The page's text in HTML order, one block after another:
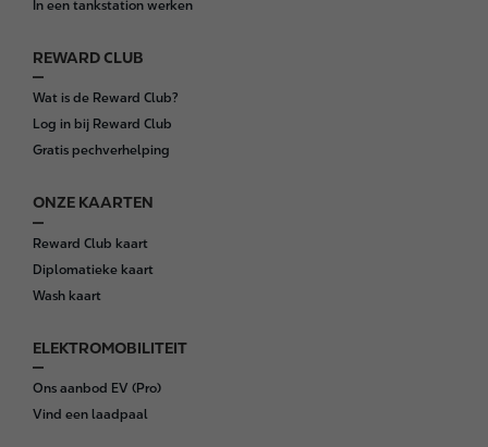
In een tankstation werken
REWARD CLUB
Wat is de Reward Club?
Log in bij Reward Club
Gratis pechverhelping
ONZE KAARTEN
Reward Club kaart
Diplomatieke kaart
Wash kaart
ELEKTROMOBILITEIT
Ons aanbod EV (Pro)
Vind een laadpaal